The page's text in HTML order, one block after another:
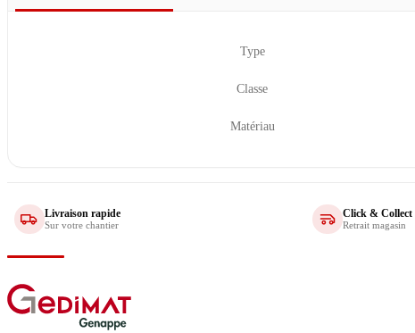
Type
Classe
Matériau
Livraison rapide
Sur votre chantier
Click & Collect
Retrait magasin